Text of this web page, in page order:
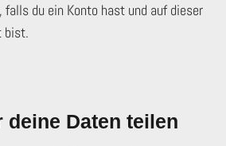
du ein Konto hast und auf dieser
bist.
deine Daten teilen